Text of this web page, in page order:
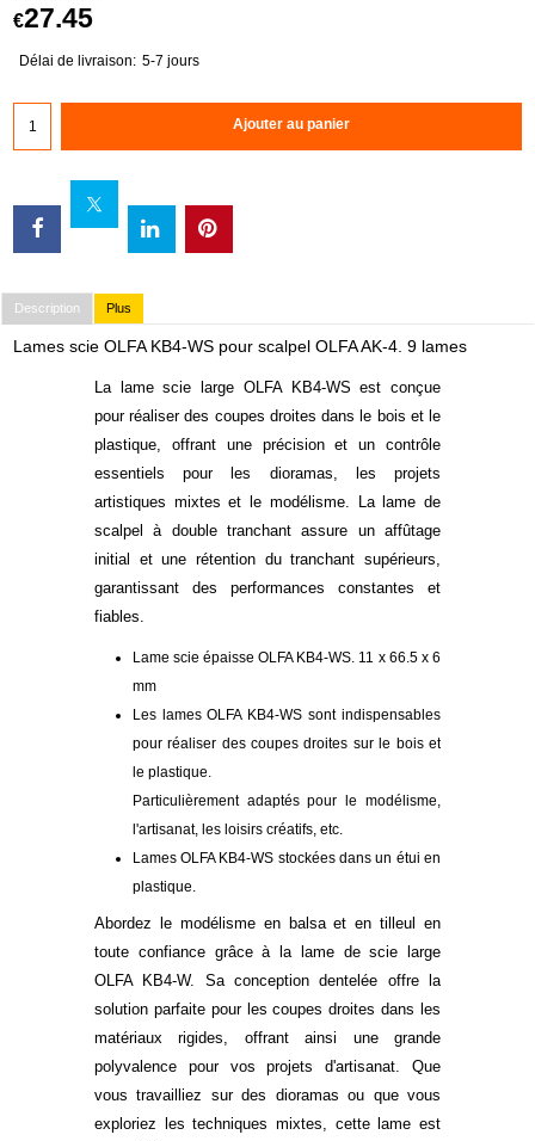
€27.45
Délai de livraison: 5-7 jours
Ajouter au panier
Description Plus
Lames scie OLFA KB4-WS pour scalpel OLFA AK-4. 9 lames
La lame scie large OLFA KB4-WS est conçue
pour réaliser des coupes droites dans le bois et le
plastique, offrant une précision et un contrôle
essentiels pour les dioramas, les projets
artistiques mixtes et le modélisme. La lame de
scalpel à double tranchant assure un affûtage
initial et une rétention du tranchant supérieurs,
garantissant des performances constantes et
fiables.
Lame scie épaisse OLFA KB4-WS. 11 x 66.5 x 6
mm
Les lames OLFA KB4-WS sont indispensables
pour réaliser des coupes droites sur le bois et
le plastique.
Particulièrement adaptés pour le modélisme,
l'artisanat, les loisirs créatifs, etc.
Lames OLFA KB4-WS stockées dans un étui en
plastique.
Abordez le modélisme en balsa et en tilleul en
toute confiance grâce à la lame de scie large
OLFA KB4-W. Sa conception dentelée offre la
solution parfaite pour les coupes droites dans les
matériaux rigides, offrant ainsi une grande
polyvalence pour vos projets d'artisanat. Que
vous travailliez sur des dioramas ou que vous
exploriez les techniques mixtes, cette lame est